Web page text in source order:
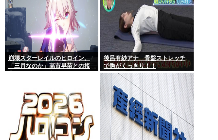
崩壊スターレイルのヒロイン、
「三月なのか」高市早苗との接
後呂有紗アナ 骨盤ストレッチ
で胸がくっきり！！